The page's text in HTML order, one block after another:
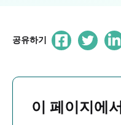
공유하기
이 페이지에서